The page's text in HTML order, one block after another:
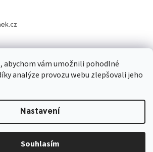
abychom vám umožnili pohodlné
analýze provozu webu zlepšovali jeho
Nastavení
Souhlasím
Vytvořil Shoptet
Upravit nastavení cookies